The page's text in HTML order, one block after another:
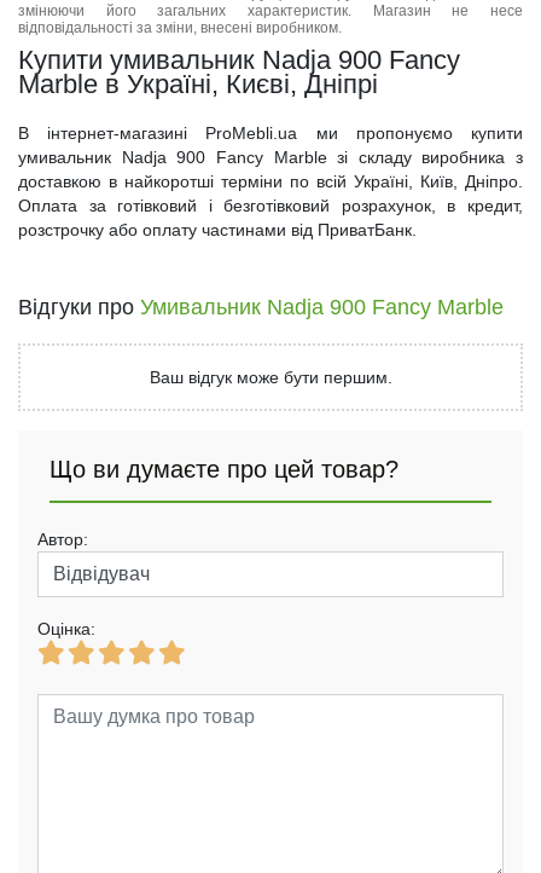
змінюючи його загальних характеристик. Магазин не несе
відповідальності за зміни, внесені виробником.
Купити умивальник Nadja 900 Fancy
Marble в Україні, Києві, Дніпрі
В інтернет-магазині ProMebli.ua ми пропонуємо купити
умивальник Nadja 900 Fancy Marble зі складу виробника з
доставкою в найкоротші терміни по всій Україні, Київ, Дніпро.
Оплата за готівковий і безготівковий розрахунок, в кредит,
розстрочку або оплату частинами від ПриватБанк.
Відгуки про Умивальник Nadja 900 Fancy Marble
Ваш відгук може бути першим.
Що ви думаєте про цей товар?
Автор:
Оцінка: